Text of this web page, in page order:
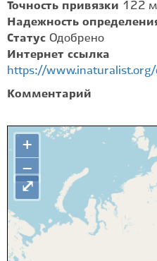
Точность привязки 122 м
Надежность
Статус Одобрено
Интернет ссылка
https://
Комментарий
+
−
⤢